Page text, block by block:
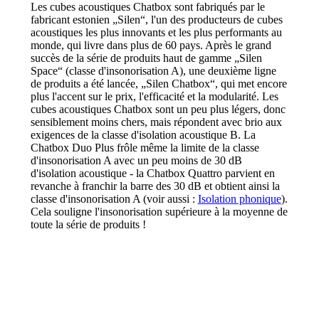
Les cubes acoustiques Chatbox sont fabriqués par le
fabricant estonien „Silen“, l'un des producteurs de cubes
acoustiques les plus innovants et les plus performants au
monde, qui livre dans plus de 60 pays. Après le grand
succès de la série de produits haut de gamme „Silen
Space“ (classe d'insonorisation A), une deuxième ligne
de produits a été lancée, „Silen Chatbox“, qui met encore
plus l'accent sur le prix, l'efficacité et la modularité. Les
cubes acoustiques Chatbox sont un peu plus légers, donc
sensiblement moins chers, mais répondent avec brio aux
exigences de la classe d'isolation acoustique B. La
Chatbox Duo Plus frôle même la limite de la classe
d'insonorisation A avec un peu moins de 30 dB
d'isolation acoustique - la Chatbox Quattro parvient en
revanche à franchir la barre des 30 dB et obtient ainsi la
classe d'insonorisation A (voir aussi : Isolation phonique).
Cela souligne l'insonorisation supérieure à la moyenne de
toute la série de produits !